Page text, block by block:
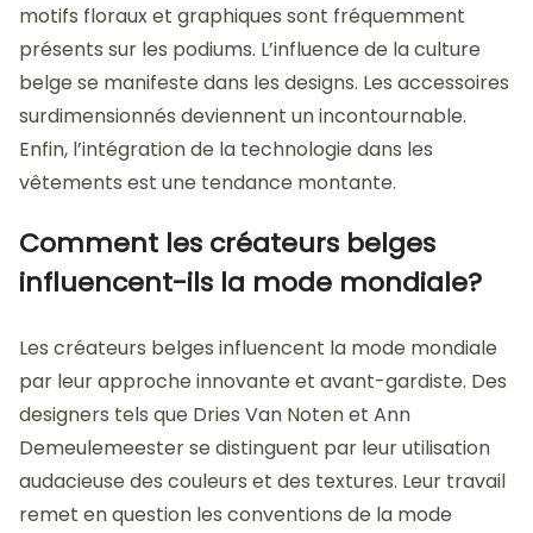
motifs floraux et graphiques sont fréquemment
présents sur les podiums. L’influence de la culture
belge se manifeste dans les designs. Les accessoires
surdimensionnés deviennent un incontournable.
Enfin, l’intégration de la technologie dans les
vêtements est une tendance montante.
Comment les créateurs belges
influencent-ils la mode mondiale?
Les créateurs belges influencent la mode mondiale
par leur approche innovante et avant-gardiste. Des
designers tels que Dries Van Noten et Ann
Demeulemeester se distinguent par leur utilisation
audacieuse des couleurs et des textures. Leur travail
remet en question les conventions de la mode